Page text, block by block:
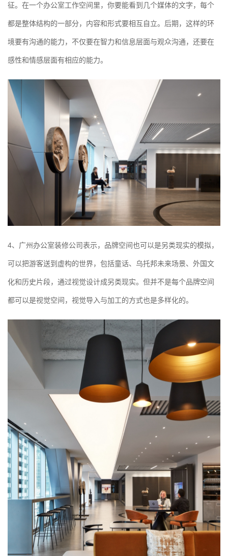
征。在一个办公室工作空间里，你要能看到几个媒体的文字，每个
都是整体结构的一部分，内容和形式要相互自立。后期，这样的环
境要有沟通的能力，不仅要在智力和信息层面与观众沟通，还要在
感性和情感层面有相应的能力。
4、广州办公室装修公司表示，品牌空间也可以是另类现实的模拟，
可以把游客送到虚构的世界，包括童话、乌托邦未来场景、外国文
化和历史片段，通过视觉设计成另类现实。但并不是每个品牌空间
都可以是视觉空间，视觉导入与加工的方式也是多样化的。